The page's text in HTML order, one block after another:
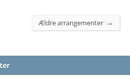
Ældre arrangementer →